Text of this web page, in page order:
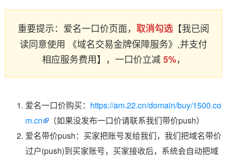
重要提示：爱名一口价页面， 取消勾选 【我已阅
读同意使用 《域名交易金牌保障服务》,并支付
相应服务费用】，一口价立减5%，
爱名一口价购买： https://am.22.cn/domain/buy/1500.co
m.cn
（如果没发布一口价请联系我们带价push）
爱名带价push：买家把账号发给我们，我们把域名带价
过户(push)到买家账号，买家接收后，系统会自动把域